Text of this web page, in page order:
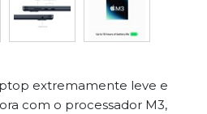
extremamente leve e
com o processador M3,